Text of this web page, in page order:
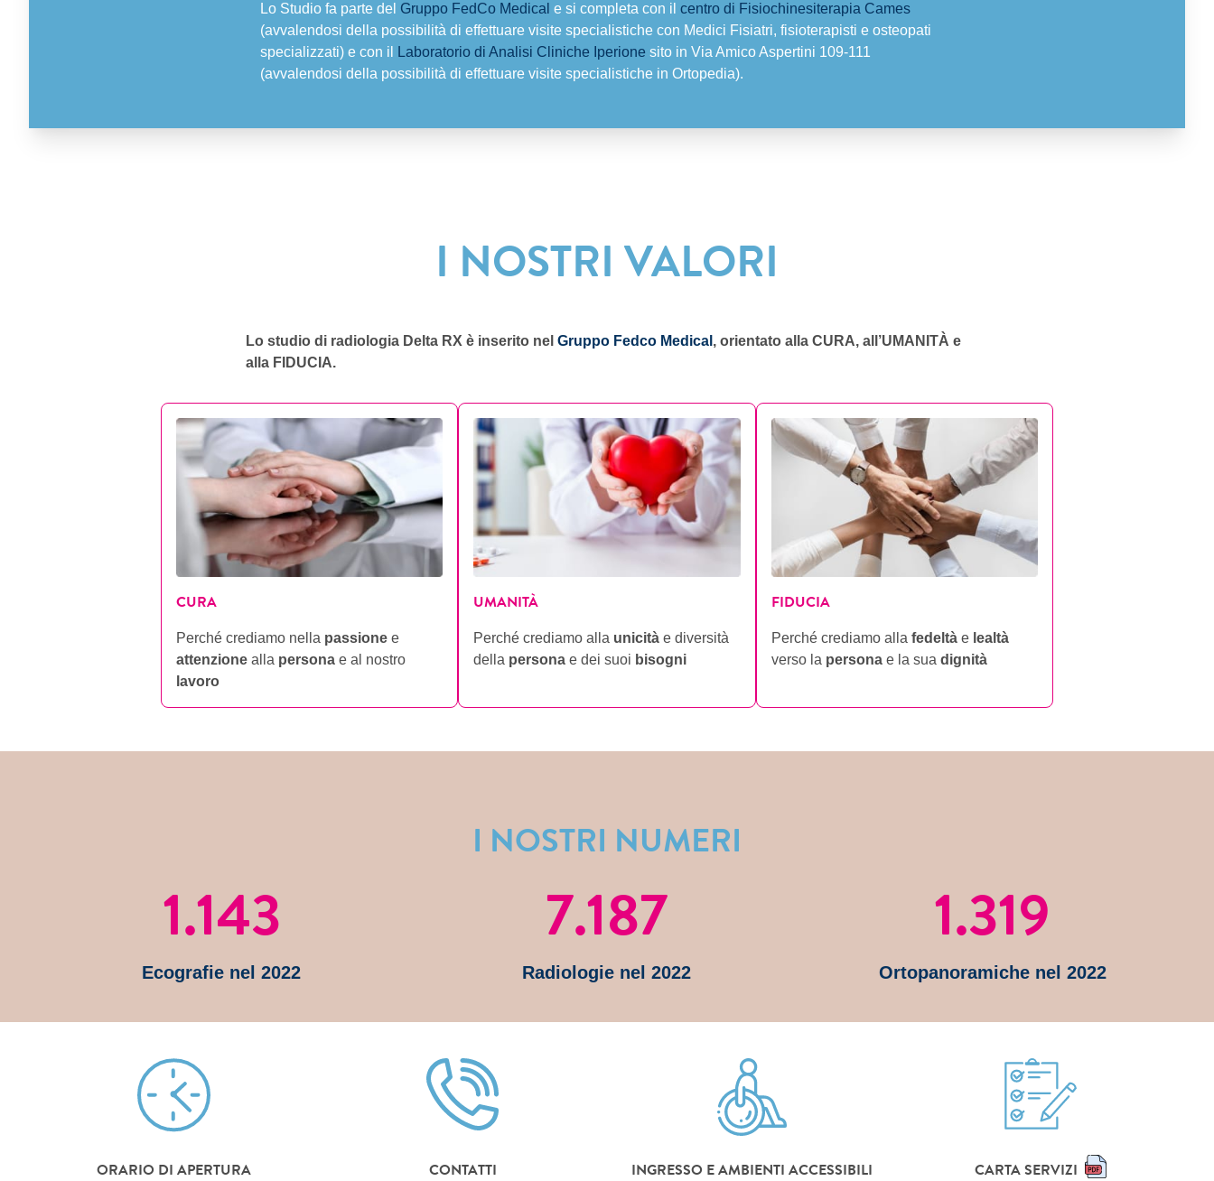
Lo Studio fa parte del Gruppo FedCo Medical e si completa con il centro di Fisiochinesiterapia Cames
(avvalendosi della possibilità di effettuare visite specialistiche con Medici Fisiatri, fisioterapisti e osteopati
specializzati) e con il
Laboratorio di Analisi Cliniche Iperione sito in Via Amico Aspertini 109-111
(avvalendosi della possibilità di effettuare visite specialistiche in Ortopedia).
I NOSTRI VALORI
Lo studio di radiologia Delta RX è inserito nel Gruppo Fedco Medical , orientato alla CURA, all’UMANITÀ e
alla FIDUCIA.
CURA
Perché crediamo nella passione e
attenzione alla persona e al nostro
lavoro
UMANITÀ
Perché crediamo alla unicità e diversità
della persona e dei suoi bisogni
FIDUCIA
Perché crediamo alla fedeltàe lealtà
verso la personae la sua dignità
I NOSTRI NUMERI
1.143
Ecografie nel 2022
7.187
Radiologie nel 2022
1.319
Ortopanoramiche nel 2022
ORARIO DI APERTURA CONTATTI INGRESSO E AMBIENTI ACCESSIBILI CARTA SERVIZI